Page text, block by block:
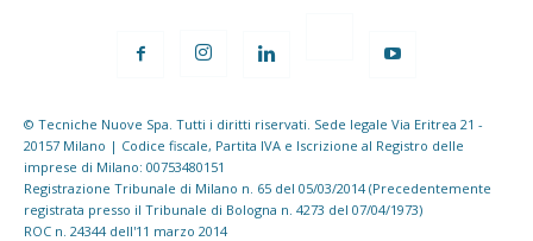
© Tecniche Nuove Spa. Tutti i diritti riservati. Sede legale Via Eritrea 21 -
20157 Milano | Codice fiscale, Partita IVA e Iscrizione al Registro delle
imprese di Milano: 00753480151
Registrazione Tribunale di Milano n. 65 del 05/03/2014 (Precedentemente
registrata presso il Tribunale di Bologna n. 4273 del 07/04/1973)
ROC n. 24344 dell'11 marzo 2014